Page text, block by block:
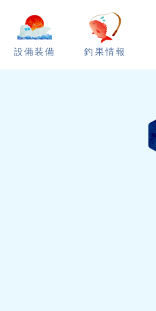
設備装備 釣果情報